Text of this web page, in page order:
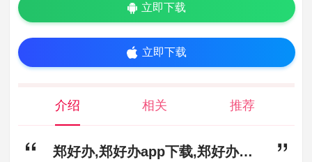
立即下载
立即下载
介绍 相关 推荐
郑好办,郑好办app下载,郑好办安卓最新版下载v4.1.3